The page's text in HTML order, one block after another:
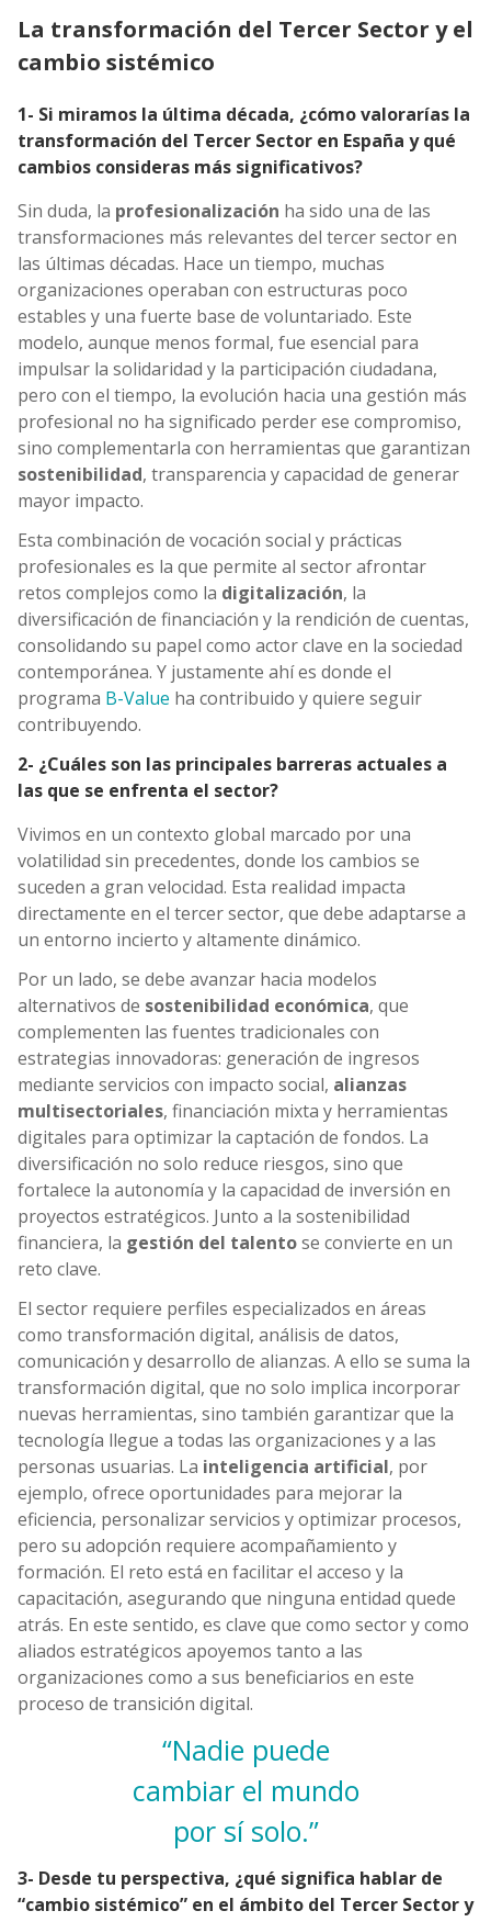
La transformación del Tercer Sector y el
cambio sistémico
1- Si miramos la última década, ¿cómo valorarías la
transformación del Tercer Sector en España y qué
cambios consideras más significativos?
Sin duda, la profesionalización ha sido una de las
transformaciones más relevantes del tercer sector en
las últimas décadas. Hace un tiempo, muchas
organizaciones operaban con estructuras poco
estables y una fuerte base de voluntariado. Este
modelo, aunque menos formal, fue esencial para
impulsar la solidaridad y la participación ciudadana,
pero con el tiempo, la evolución hacia una gestión más
profesional no ha significado perder ese compromiso,
sino complementarla con herramientas que garantizan
sostenibilidad, transparencia y capacidad de generar
mayor impacto.
Esta combinación de vocación social y prácticas
profesionales es la que permite al sector afrontar
retos complejos como la digitalización, la
diversificación de financiación y la rendición de cuentas,
consolidando su papel como actor clave en la sociedad
contemporánea. Y justamente ahí es donde el
programa B-Value ha contribuido y quiere seguir
contribuyendo.
2- ¿Cuáles son las principales barreras actuales a
las que se enfrenta el sector?
Vivimos en un contexto global marcado por una
volatilidad sin precedentes, donde los cambios se
suceden a gran velocidad. Esta realidad impacta
directamente en el tercer sector, que debe adaptarse a
un entorno incierto y altamente dinámico.
Por un lado, se debe avanzar hacia modelos
alternativos de sostenibilidad económica, que
complementen las fuentes tradicionales con
estrategias innovadoras: generación de ingresos
mediante servicios con impacto social, alianzas
multisectoriales, financiación mixta y herramientas
digitales para optimizar la captación de fondos. La
diversificación no solo reduce riesgos, sino que
fortalece la autonomía y la capacidad de inversión en
proyectos estratégicos. Junto a la sostenibilidad
financiera, la gestión del talentose convierte en un
reto clave.
El sector requiere perfiles especializados en áreas
como transformación digital, análisis de datos,
comunicación y desarrollo de alianzas. A ello se suma la
transformación digital, que no solo implica incorporar
nuevas herramientas, sino también garantizar que la
tecnología llegue a todas las organizaciones y a las
personas usuarias. La inteligencia artificial, por
ejemplo, ofrece oportunidades para mejorar la
eficiencia, personalizar servicios y optimizar procesos,
pero su adopción requiere acompañamiento y
formación. El reto está en facilitar el acceso y la
capacitación, asegurando que ninguna entidad quede
atrás. En este sentido, es clave que como sector y como
aliados estratégicos apoyemos tanto a las
organizaciones como a sus beneficiarios en este
proceso de transición digital.
“Nadie puede
cambiar el mundo
por sí solo.”
3- Desde tu perspectiva, ¿qué significa hablar de
“cambio sistémico” en el ámbito del Tercer Sector y